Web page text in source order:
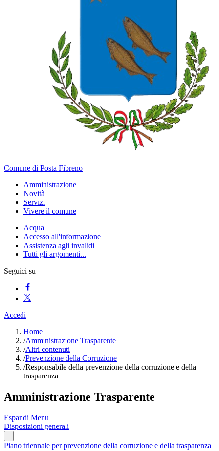
Comune di Posta Fibreno
Amministrazione
Novità
Servizi
Vivere il comune
Acqua
Accesso all'informazione
Assistenza agli invalidi
Tutti gli argomenti...
Seguici su
Accedi
Home
/Amministrazione Trasparente
/Altri contenuti
/Prevenzione della Corruzione
/Responsabile della prevenzione della corruzione e della
trasparenza
Amministrazione Trasparente
Espandi Menu
Disposizioni generali
Piano triennale per prevenzione della corruzione e della trasparenza